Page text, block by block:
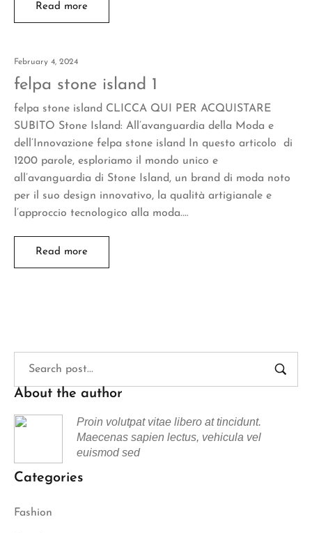
Read more
February 4, 2024
felpa stone island 1
felpa stone island CLICCA QUI PER ACQUISTARE
SUBITO Stone Island: All’avanguardia della Moda e
dell’Innovazione felpa stone island In questo articolo di
1200 parole, esploriamo il mondo unico e
all’avanguardia di Stone Island, un brand di moda noto
per il suo design innovativo, la qualità artigianale e
l’approccio tecnologico alla moda.…
Read more
About the author
Proin volutpat vitae libero at tincidunt.
Maecenas sapien lectus, vehicula vel
euismod sed
Categories
Fashion